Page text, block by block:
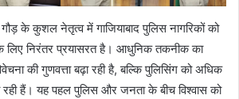
के कुशल नेतृत्व में गाजियाबाद पुलिस नागरिकों को
लिए निरंतर प्रयासरत है। आधुनिक तकनीक का
की गुणवत्ता बढ़ा रही है, बल्कि पुलिसिंग को अधिक
रही हैं। यह पहल पुलिस और जनता के बीच विश्वास को